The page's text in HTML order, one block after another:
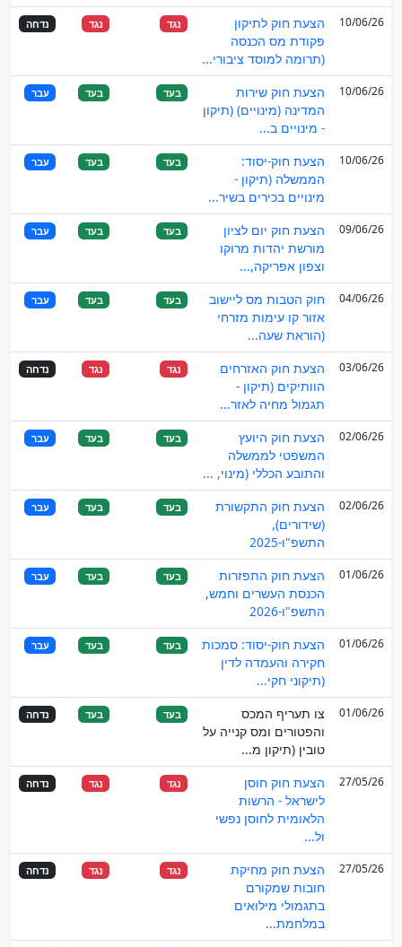
10/06/26
הצעת חוק לתיקון
פקודת מס הכנסה
(תרומה למוסד ציבורי...
נגד נגד נדחה
10/06/26
הצעת חוק שירות
המדינה (מינויים) (תיקון
- מינויים ב...
בעד בעד עבר
10/06/26
הצעת חוק-יסוד:
הממשלה (תיקון -
מינויים בכירים בשיר...
בעד בעד עבר
09/06/26
הצעת חוק יום לציון
מורשת יהדות מרוקו
וצפון אפריקה,...
בעד בעד עבר
04/06/26
חוק הטבות מס ליישוב
אזור קו עימות מזרחי
(הוראת שעה...
בעד בעד עבר
03/06/26
הצעת חוק האזרחים
הוותיקים (תיקון -
תגמול מחיה לאזר...
נגד נגד נדחה
02/06/26
הצעת חוק היועץ
המשפטי לממשלה
והתובע הכללי (מינוי, ...
בעד בעד עבר
02/06/26
הצעת חוק התקשורת
(שידורים),
התשפ"ו-2025
בעד בעד עבר
01/06/26
הצעת חוק התפזרות
הכנסת העשרים וחמש,
התשפ"ו-2026
בעד בעד עבר
01/06/26
הצעת חוק-יסוד: סמכות
חקירה והעמדה לדין
(תיקוני חקי...
בעד בעד עבר
01/06/26
צו תעריף המכס
והפטורים ומס קנייה על
טובין (תיקון מ...
בעד בעד נדחה
27/05/26
הצעת חוק חוסן
לישראל - הרשות
הלאומית לחוסן נפשי
ול...
נגד נגד נדחה
27/05/26
הצעת חוק מחיקת
חובות שמקורם
בתגמולי מילואים
במלחמת...
נגד נגד נדחה